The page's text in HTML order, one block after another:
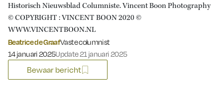
Historisch Nieuwsblad Columniste. Vincent Boon Photography
© COPYRIGHT : VINCENT BOON 2020 ©
WWW.VINCENTBOON.NL
Beatrice de GraafVaste columnist
Gepubliceerd op:
14 januari 2025Update 21 januari 2025
Bewaar bericht